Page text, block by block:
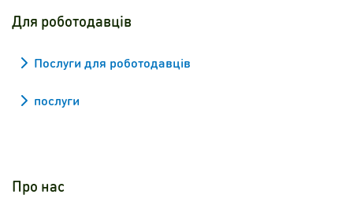
Для роботодавців
Послуги для роботодавців
послуги
Про нас